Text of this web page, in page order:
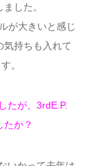
した。
が大きいと感じ
気持ちも入れて
。
たが、3rdE.P.
たか？